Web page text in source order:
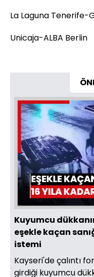
La Laguna Tenerife-
Unicaja-ALBA Berlin
Kuyumcu
eşekle kaçan
istemi
Kayseri'de çalıntı
girdiği kuyumcu